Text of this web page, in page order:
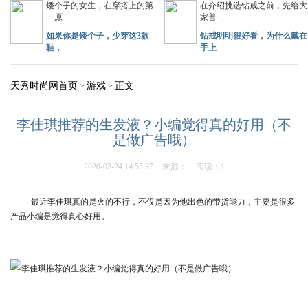
矮个子的女生，在穿搭上的第
一原
如果你是矮个子，少穿这3款
鞋，
在介绍挑选钻戒之前，先给大
家普
钻戒明明很好看，为什么戴在
手上
天秀时尚网首页 > 游戏 > 正文
李佳琪推荐的生发液？小编觉得真的好用（不
是做广告哦）
2020-02-24 14:55:37 来源： 阅读：1
最近李佳琪真的是火的不行，不仅是因为他出色的带货能力，主要是很多
产品小编是觉得真心好用。